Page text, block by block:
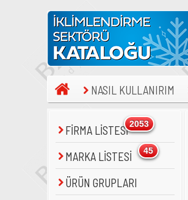
NASIL KULLANIRIM
FİRMA LİSTESİ2053
MARKA LİSTESİ 45
ÜRÜN GRUPLARI